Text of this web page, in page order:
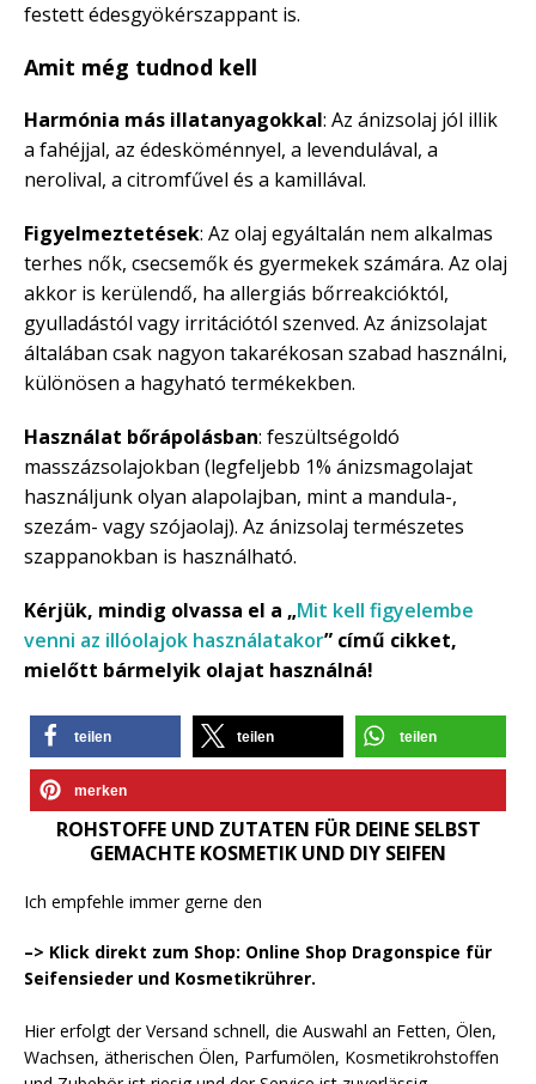
festett édesgyökérszappant is.
Amit még tudnod kell
Harmónia más illatanyagokkal: Az ánizsolaj jól illik
a fahéjjal, az édesköménnyel, a levendulával, a
nerolival, a citromfűvel és a kamillával.
Figyelmeztetések: Az olaj egyáltalán nem alkalmas
terhes nők, csecsemők és gyermekek számára. Az olaj
akkor is kerülendő, ha allergiás bőrreakcióktól,
gyulladástól vagy irritációtól szenved. Az ánizsolajat
általában csak nagyon takarékosan szabad használni,
különösen a hagyható termékekben.
Használat bőrápolásban: feszültségoldó
masszázsolajokban (legfeljebb 1% ánizsmagolajat
használjunk olyan alapolajban, mint a mandula-,
szezám- vagy szójaolaj). Az ánizsolaj természetes
szappanokban is használható.
Kérjük, mindig olvassa el a „Mit kell figyelembe
venni az illóolajok használatakor” című cikket,
mielőtt bármelyik olajat használná!
teilen teilen teilen
merken
ROHSTOFFE UND ZUTATEN FÜR DEINE SELBST
GEMACHTE KOSMETIK UND DIY SEIFEN
Ich empfehle immer gerne den
–> Klick direkt zum Shop: Online Shop Dragonspice für
Seifensieder und Kosmetikrührer.
Hier erfolgt der Versand schnell, die Auswahl an Fetten, Ölen,
Wachsen, ätherischen Ölen, Parfumölen, Kosmetikrohstoffen